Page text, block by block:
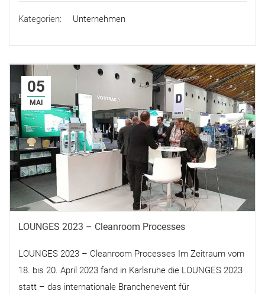
Kategorien: Unternehmen
05
MAI
LOUNGES 2023 – Cleanroom Processes
LOUNGES 2023 – Cleanroom Processes Im Zeitraum vom
18. bis 20. April 2023 fand in Karlsruhe die LOUNGES 2023
statt – das internationale Branchenevent für